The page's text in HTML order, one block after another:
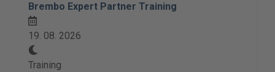
Brembo Expert Partner Training
19. 08. 2026
Training